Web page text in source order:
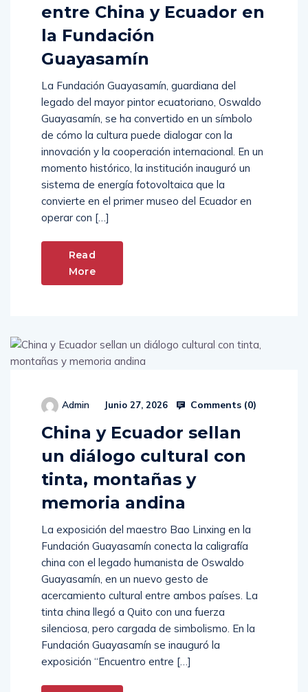
entre China y Ecuador en
la Fundación
Guayasamín
La Fundación Guayasamín, guardiana del
legado del mayor pintor ecuatoriano, Oswaldo
Guayasamín, se ha convertido en un símbolo
de cómo la cultura puede dialogar con la
innovación y la cooperación internacional. En un
momento histórico, la institución inauguró un
sistema de energía fotovoltaica que la
convierte en el primer museo del Ecuador en
operar con […]
Read
More
Admin Junio 27, 2026 Comments (0)
China y Ecuador sellan
un diálogo cultural con
tinta, montañas y
memoria andina
La exposición del maestro Bao Linxing en la
Fundación Guayasamín conecta la caligrafía
china con el legado humanista de Oswaldo
Guayasamín, en un nuevo gesto de
acercamiento cultural entre ambos países. La
tinta china llegó a Quito con una fuerza
silenciosa, pero cargada de simbolismo. En la
Fundación Guayasamín se inauguró la
exposición “Encuentro entre […]